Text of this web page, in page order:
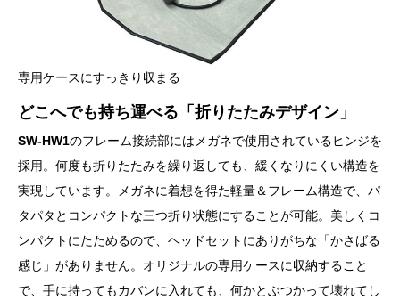
専用ケースにすっきり収まる
どこへでも持ち運べる「折りたたみデザイン」
SW-HW1のフレーム接続部にはメガネで使用されているヒンジを
採用。何度も折りたたみを繰り返しても、緩くなりにくい構造を
実現しています。メガネに着想を得た軽量＆フレーム構造で、パ
タパタとコンパクトな三つ折り状態にすることが可能。美しくコ
ンパクトにたためるので、ヘッドセットにありがちな「かさばる
感じ」がありません。オリジナルの専用ケースに収納すること
で、手に持ってもカバンに入れても、何かとぶつかって壊れてし